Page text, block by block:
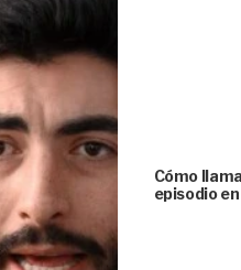
Cómo
episodio